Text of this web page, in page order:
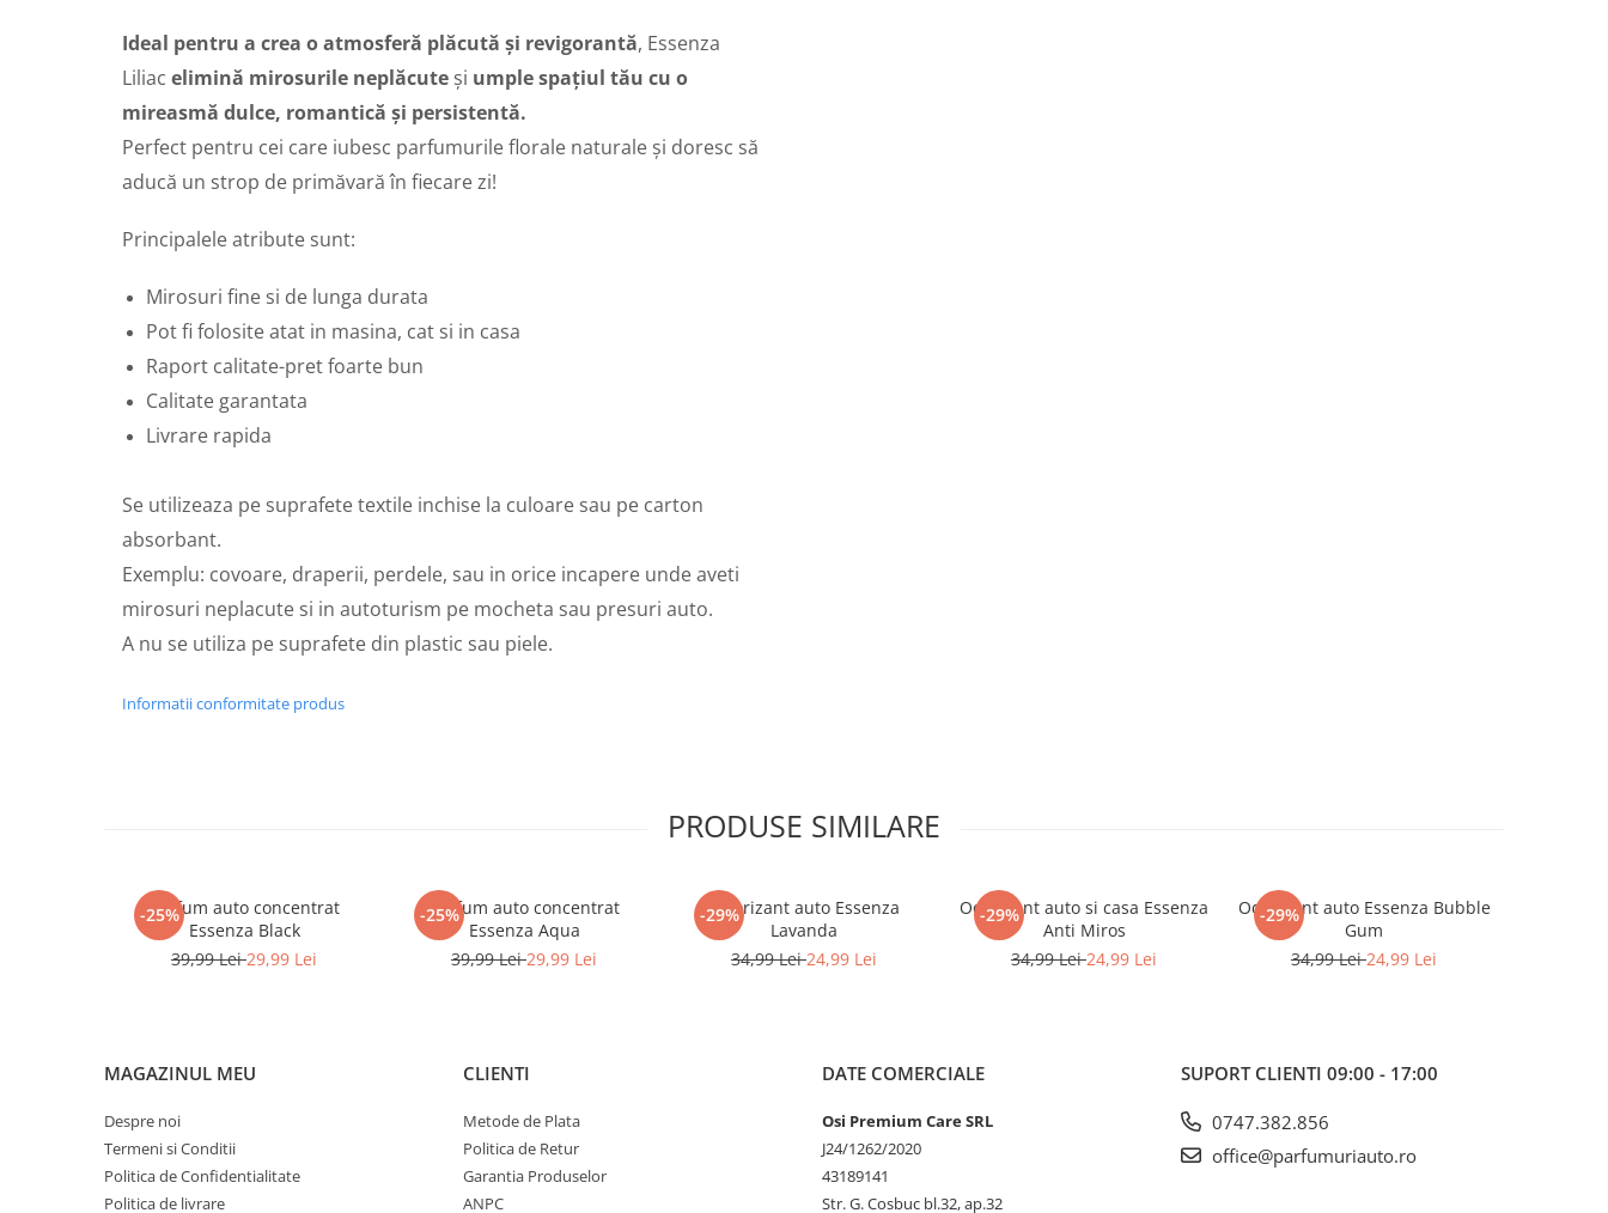
Ideal pentru a crea o atmosferă plăcută și revigorantă, Essenza
Liliac elimină mirosurile neplăcute și umple spațiul tău cu o
mireasmă dulce, romantică și persistentă.
Perfect pentru cei care iubesc parfumurile florale naturale și doresc să
aducă un strop de primăvară în fiecare zi!
Principalele atribute sunt:
Mirosuri fine si de lunga durata
Pot fi folosite atat in masina, cat si in casa
Raport calitate-pret foarte bun
Calitate garantata
Livrare rapida
Se utilizeaza pe suprafete textile inchise la culoare sau pe carton
absorbant.
Exemplu: covoare, draperii, perdele, sau in orice incapere unde aveti
mirosuri neplacute si in autoturism pe mocheta sau presuri auto.
A nu se utiliza pe suprafete din plastic sau piele.
Informatii conformitate produs
PRODUSE SIMILARE
-25%
Parfum auto concentrat
Essenza Black
39,99 Lei29,99 Lei
-25%
Parfum auto concentrat
Essenza Aqua
39,99 Lei29,99 Lei
-29%
Odorizant auto Essenza
Lavanda
34,99 Lei24,99 Lei
-29%
Odorizant auto si casa Essenza
Anti Miros
34,99 Lei24,99 Lei
-29%
Odorizant auto Essenza Bubble
Gum
34,99 Lei24,99 Lei
MAGAZINUL MEU
Despre noi
Termeni si Conditii
Politica de Confidentialitate
Politica de livrare
CLIENTI
Metode de Plata
Politica de Retur
Garantia Produselor
ANPC
DATE COMERCIALE
Osi Premium Care SRL
J24/1262/2020
43189141
Str. G. Cosbuc bl.32, ap.32
SUPORT CLIENTI 09:00 - 17:00
0747.382.856
office@parfumuriauto.ro